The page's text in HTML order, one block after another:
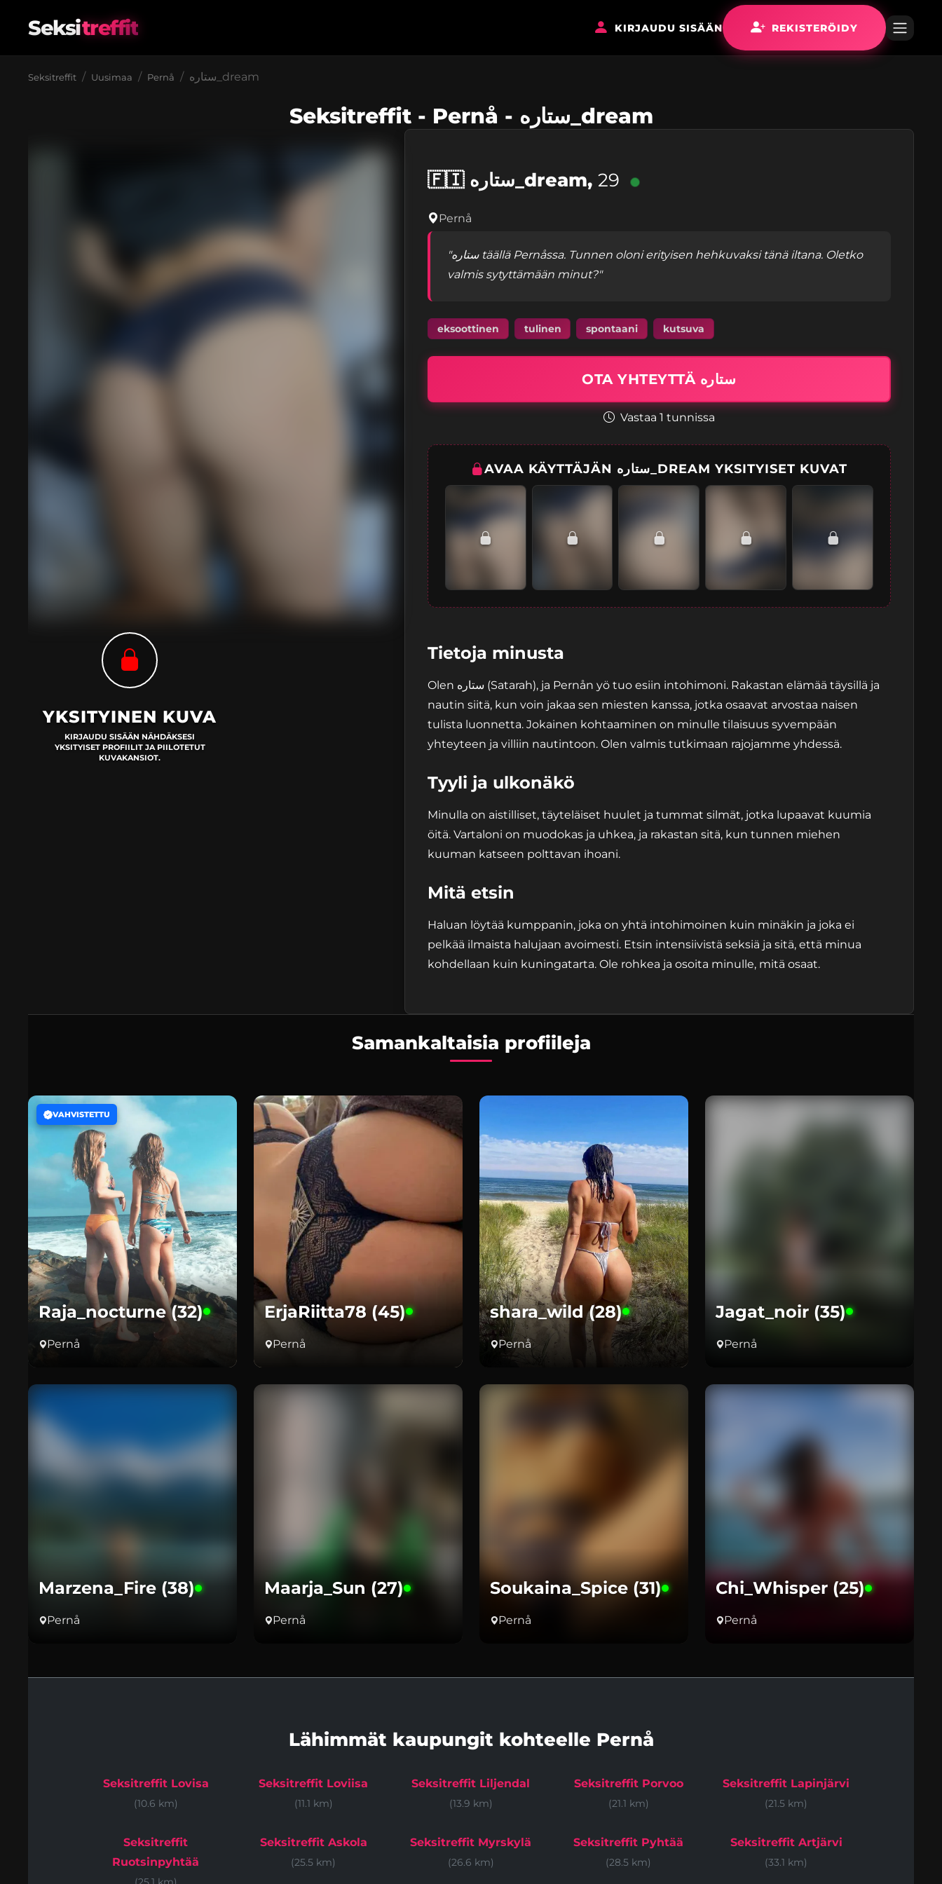
Seksitreffit KIRJAUDU SISÄÄN REKISTERÖIDY
Seksitreffit Uusimaa Pernå ستاره_dream
Seksitreffit - Pernå - ستاره_dream
YKSITYINEN KUVA
KIRJAUDU SISÄÄN NÄHDÄKSESI
YKSITYISET PROFIILIT JA PIILOTETUT
KUVAKANSIOT.
🇫🇮 ستاره_dream, 29
Pernå
"ستاره täällä Pernåssa. Tunnen oloni erityisen hehkuvaksi tänä iltana. Oletko
valmis sytyttämään minut?"
eksoottinen tulinen spontaani kutsuva
OTA YHTEYTTÄ ستاره
Vastaa 1 tunnissa
AVAA KÄYTTÄJÄN ستاره_DREAM YKSITYISET KUVAT
Tietoja minusta
Olen ستاره (Satarah), ja Pernån yö tuo esiin intohimoni. Rakastan elämää täysillä ja
nautin siitä, kun voin jakaa sen miesten kanssa, jotka osaavat arvostaa naisen
tulista luonnetta. Jokainen kohtaaminen on minulle tilaisuus syvempään
yhteyteen ja villiin nautintoon. Olen valmis tutkimaan rajojamme yhdessä.
Tyyli ja ulkonäkö
Minulla on aistilliset, täyteläiset huulet ja tummat silmät, jotka lupaavat kuumia
öitä. Vartaloni on muodokas ja uhkea, ja rakastan sitä, kun tunnen miehen
kuuman katseen polttavan ihoani.
Mitä etsin
Haluan löytää kumppanin, joka on yhtä intohimoinen kuin minäkin ja joka ei
pelkää ilmaista halujaan avoimesti. Etsin intensiivistä seksiä ja sitä, että minua
kohdellaan kuin kuningatarta. Ole rohkea ja osoita minulle, mitä osaat.
Samankaltaisia profiileja
VAHVISTETTU
Raja_nocturne (32)
Pernå
ErjaRiitta78 (45)
Pernå
shara_wild (28)
Pernå
Jagat_noir (35)
Pernå
Marzena_Fire (38)
Pernå
Maarja_Sun (27)
Pernå
Soukaina_Spice (31)
Pernå
Chi_Whisper (25)
Pernå
Lähimmät kaupungit kohteelle Pernå
Seksitreffit Lovisa
(10.6 km)
Seksitreffit Loviisa
(11.1 km)
Seksitreffit Liljendal
(13.9 km)
Seksitreffit Porvoo
(21.1 km)
Seksitreffit Lapinjärvi
(21.5 km)
Seksitreffit
Ruotsinpyhtää
Seksitreffit Askola
(25.5 km)
Seksitreffit Myrskylä
(26.6 km)
Seksitreffit Pyhtää
(28.5 km)
Seksitreffit Artjärvi
(33.1 km)